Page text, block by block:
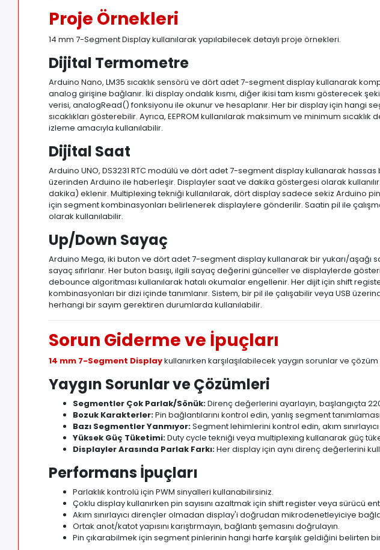
Proje Örnekleri
14 mm 7-Segment Display kullanılarak yapılabilecek detaylı proje örnekleri.
Dijital Termometre
Arduino Nano, LM35 sıcaklık sensörü ve dört adet 7-segment display kullanarak
analog girişine bağlanır. İki display ondalık kısmı, diğer ikisi tam kısmı gösterecek
verisi, analogRead() fonksiyonu ile okunur ve hesaplanır. Her bir display için hangi
sıcaklıkları gösterebilir. Ayrıca, EEPROM kullanılarak maksimum ve minimum
izleme amacıyla kullanılabilir.
Dijital Saat
Arduino UNO, DS3231 RTC modülü ve dört adet 7-segment display kullanarak
üzerinden Arduino ile haberleşir. Displayler saat ve dakika göstergesi olarak
dakika) eklenir. Multiplexing tekniği kullanılarak, dört display sadece sekiz Arduino
için segment kombinasyonları belirlenerek displaylere gönderilir. Saatin pil ile
olarak kullanılabilir.
Up/Down Sayaç
Arduino Mega, iki buton ve dört adet 7-segment display kullanarak bir yukarı/aşağı
sayaç sıfırlanır. Her buton basışı, ilgili sayaç değerini günceller ve displaylerde
debounce algoritması kullanılarak hatalı okumalar engellenir. Her dijit için shift
kombinasyonları bir dizi içinde tanımlanır. Sistem, bir pil ile çalışabilir veya USB
herhangi bir sayım gerektiren durumlarda kullanılabilir.
Sorun Giderme ve İpuçları
14 mm 7-Segment Displaykullanırken karşılaşılabilecek yaygın sorunlar ve
Yaygın Sorunlar ve Çözümleri
Segmentler Çok Parlak/Sönük:Direnç değerlerini ayarlayın, başlangıçta
Bozuk Karakterler:Pin bağlantılarını kontrol edin, yanlış segment
Bazı Segmentler Yanmıyor:Segment lehimlerini kontrol edin, akım
Yüksek Güç Tüketimi:Duty cycle tekniği veya multiplexing kullanarak güç
Displayler Arasında Parlak Farkı:Her display için aynı direnç değerlerini
Performans İpuçları
Parlaklık kontrolü için PWM sinyalleri kullanabilirsiniz.
Çoklu display kullanırken pin sayısını azaltmak için shift register veya sürücü
Akım sınırlayıcı dirençler olmadan display'i doğrudan mikrodenetleyiciye
Ortak anot/katot yapısını karıştırmayın, bağlantı şemasını doğrulayın.
Pin çıkarabilmek için segment pinlerinin hangi harfe karşılık geldiğini belirten bir